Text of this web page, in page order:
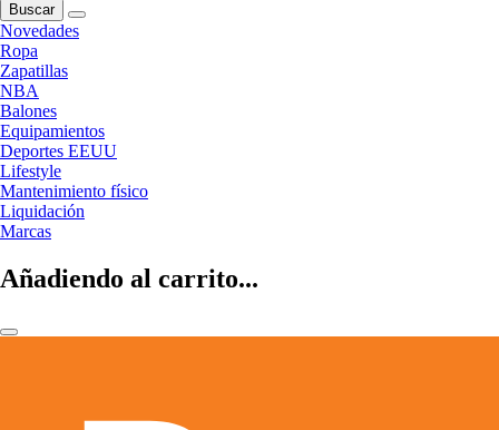
Buscar
Novedades
Ropa
Zapatillas
NBA
Balones
Equipamientos
Deportes EEUU
Lifestyle
Mantenimiento físico
Liquidación
Marcas
Añadiendo al carrito...